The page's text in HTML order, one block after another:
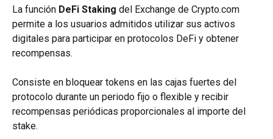
La función DeFi Staking del Exchange de Crypto.com
permite a los usuarios admitidos utilizar sus activos
digitales para participar en protocolos DeFi y obtener
recompensas.
Consiste en bloquear tokens en las cajas fuertes del
protocolo durante un periodo fijo o flexible y recibir
recompensas periódicas proporcionales al importe del
stake.